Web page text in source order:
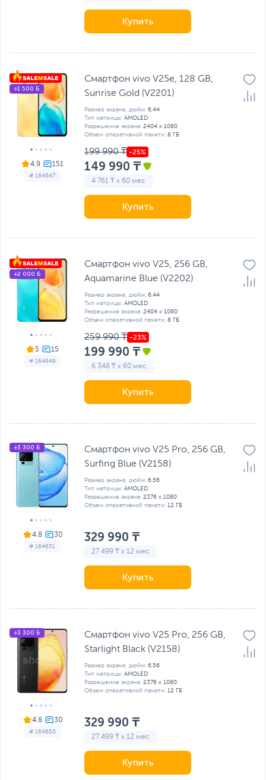
Купить
4.9
# 164647
+1 500 Б
Смартфон vivo V25e, 128 GB,
Sunrise Gold (V2201)
Размер экрана, дюйм: 6.44
Тип матрицы: AMOLED
Разрешение экрана: 2404 x 1080
Объем оперативной памяти: 8 ГБ
199 990 ₸
149 990 ₸
4 761 ₸ x 60 мес
Купить
5
# 164649
+2 000 Б
Смартфон vivo V25, 256 GB,
Aquamarine Blue (V2202)
Размер экрана, дюйм: 6.44
Тип матрицы: AMOLED
Разрешение экрана: 2404 x 1080
Объем оперативной памяти: 8 ГБ
259 990 ₸
199 990 ₸
6 348 ₸ x 60 мес
Купить
4.8
# 164651
+3 300 Б
Смартфон vivo V25 Pro, 256 GB,
Surfing Blue (V2158)
Размер экрана, дюйм: 6.56
Тип матрицы: AMOLED
Разрешение экрана: 2376 x 1080
Объем оперативной памяти: 12 ГБ
329 990 ₸
27 499 ₸ x 12 мес
Купить
4.8
# 164650
+3 300 Б
Смартфон vivo V25 Pro, 256 GB,
Starlight Black (V2158)
Размер экрана, дюйм: 6.56
Тип матрицы: AMOLED
Разрешение экрана: 2376 x 1080
Объем оперативной памяти: 12 ГБ
329 990 ₸
27 499 ₸ x 12 мес
Купить